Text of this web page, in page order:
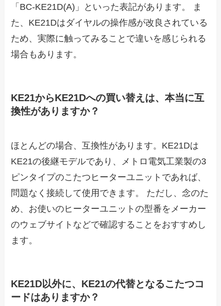
「BC-KE21D(A)」といった表記があります。 ま
た、KE21Dはダイヤルの操作感が改良されている
ため、実際に触ってみることで違いを感じられる
場合もあります。
KE21からKE21Dへの買い替えは、本当に互
換性がありますか？
ほとんどの場合、互換性があります。KE21Dは
KE21の後継モデルであり、メトロ電気工業製の3
ピンタイプのこたつヒーターユニットであれば、
問題なく接続して使用できます。 ただし、念のた
め、お使いのヒーターユニットの型番をメーカー
のウェブサイトなどで確認することをおすすめし
ます。
KE21D以外に、KE21の代替となるこたつコ
ードはありますか？